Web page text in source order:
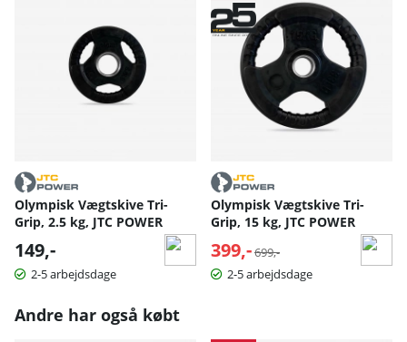
Olympisk Vægtskive Tri-
Grip, 2.5 kg, JTC POWER
149,-
2-5 arbejdsdage
Olympisk Vægtskive Tri-
Grip, 15 kg, JTC POWER
399,- Normalpris:
699,-
2-5 arbejdsdage
Andre har også købt